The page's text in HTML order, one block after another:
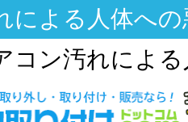
による人体への
コン汚れによ